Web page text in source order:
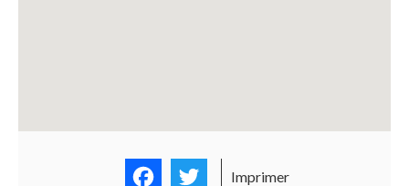
FacebookTwitter
Imprimer